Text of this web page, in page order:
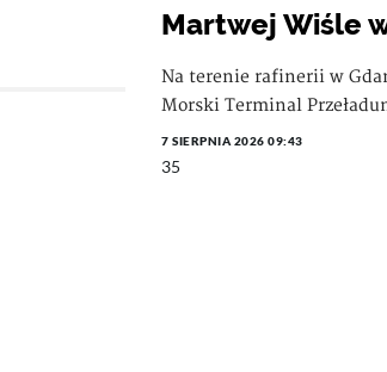
Martwej Wiśle
Na terenie rafinerii w
Morski Terminal
7 SIERPNIA 2026 09:43
35